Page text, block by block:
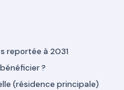
reportée à 2031
?
(résidence principale)